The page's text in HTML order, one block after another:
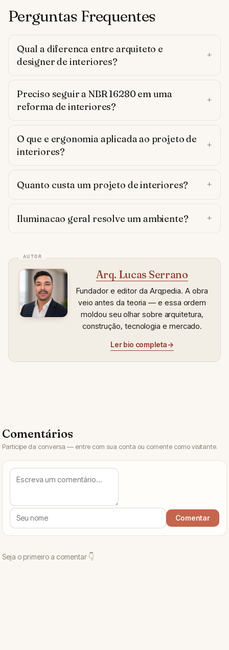
Perguntas Frequentes
Qual a diferenca entre arquiteto e
designer de interiores?
Preciso seguir a NBR 16280 em uma
reforma de interiores?
O que e ergonomia aplicada ao projeto de
interiores?
Quanto custa um projeto de interiores?
Iluminacao geral resolve um ambiente?
Arq. Lucas Serrano
Fundador e editor da Arqpedia. A obra
veio antes da teoria — e essa ordem
moldou seu olhar sobre arquitetura,
construção, tecnologia e mercado.
Ler bio completa→